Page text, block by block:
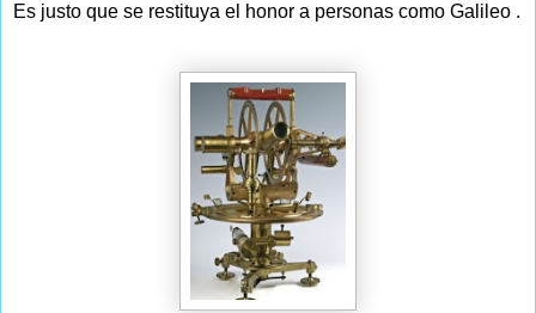
Es justo que se restituya el honor a personas como Galileo .